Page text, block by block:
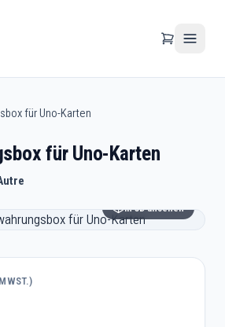
für Uno-Karten
für Uno-Karten
In 3D ansehen